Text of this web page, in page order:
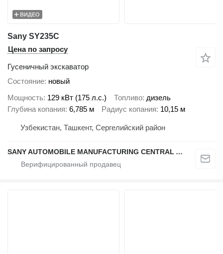
ВИДЕО
Sany SY235C
Цена по запросу
Гусеничный экскаватор
Состояние новый
Мощность 129 кВт (175 л.с.) Топливо дизель
Глубина копания 6,785 м Радиус копания 10,15 м
Узбекистан, Ташкент, Сергелийский район
SANY AUTOMOBILE MANUFACTURING CENTRAL ASIA